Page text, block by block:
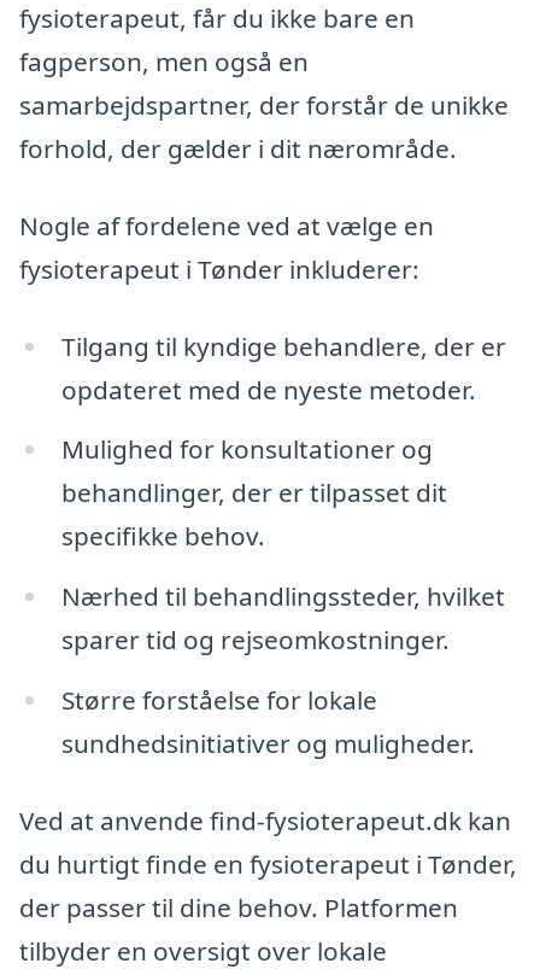
fysioterapeut, får du ikke bare en
fagperson, men også en
samarbejdspartner, der forstår de unikke
forhold, der gælder i dit nærområde.
Nogle af fordelene ved at vælge en
fysioterapeut i Tønder inkluderer:
Tilgang til kyndige behandlere, der er
opdateret med de nyeste metoder.
Mulighed for konsultationer og
behandlinger, der er tilpasset dit
specifikke behov.
Nærhed til behandlingssteder, hvilket
sparer tid og rejseomkostninger.
Større forståelse for lokale
sundhedsinitiativer og muligheder.
Ved at anvende find-fysioterapeut.dk kan
du hurtigt finde en fysioterapeut i Tønder,
der passer til dine behov. Platformen
tilbyder en oversigt over lokale